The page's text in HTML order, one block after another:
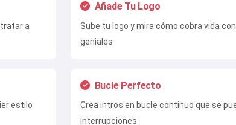
a
Añade Tu Logo
Sube tu logo y mira cómo cobra vida
geniales
estilo
Bucle Perfecto
Crea intros en bucle continuo que se
interrupciones